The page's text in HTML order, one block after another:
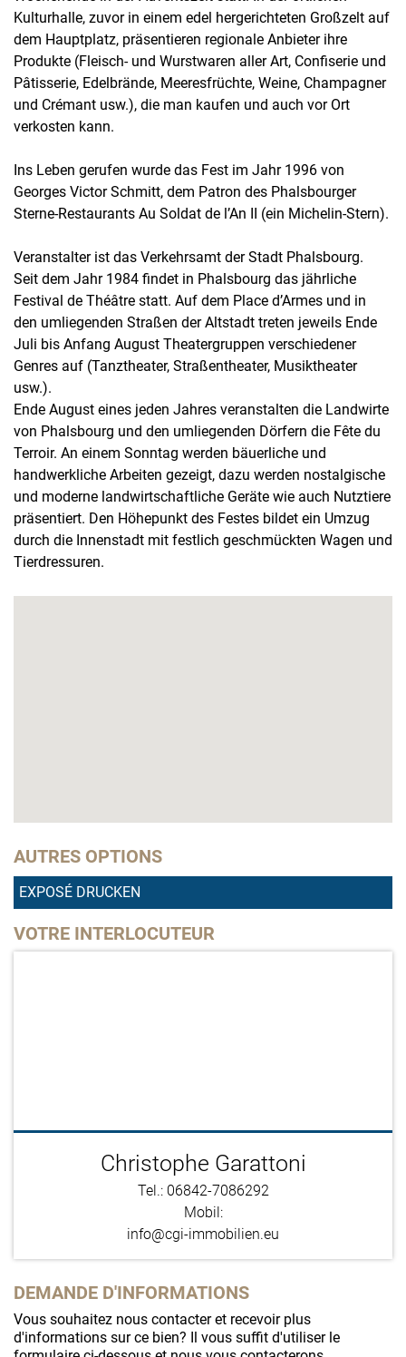
Kulturhalle, zuvor in einem edel hergerichteten Großzelt auf
dem Hauptplatz, präsentieren regionale Anbieter ihre
Produkte (Fleisch- und Wurstwaren aller Art, Confiserie und
Pâtisserie, Edelbrände, Meeresfrüchte, Weine, Champagner
und Crémant usw.), die man kaufen und auch vor Ort
verkosten kann.
Ins Leben gerufen wurde das Fest im Jahr 1996 von
Georges Victor Schmitt, dem Patron des Phalsbourger
Sterne-Restaurants Au Soldat de l’An II (ein Michelin-Stern).
Veranstalter ist das Verkehrsamt der Stadt Phalsbourg.
Seit dem Jahr 1984 findet in Phalsbourg das jährliche
Festival de Théâtre statt. Auf dem Place d’Armes und in
den umliegenden Straßen der Altstadt treten jeweils Ende
Juli bis Anfang August Theatergruppen verschiedener
Genres auf (Tanztheater, Straßentheater, Musiktheater
usw.).
Ende August eines jeden Jahres veranstalten die Landwirte
von Phalsbourg und den umliegenden Dörfern die Fête du
Terroir. An einem Sonntag werden bäuerliche und
handwerkliche Arbeiten gezeigt, dazu werden nostalgische
und moderne landwirtschaftliche Geräte wie auch Nutztiere
präsentiert. Den Höhepunkt des Festes bildet ein Umzug
durch die Innenstadt mit festlich geschmückten Wagen und
Tierdressuren.
AUTRES OPTIONS
EXPOSÉ DRUCKEN
VOTRE INTERLOCUTEUR
Christophe Garattoni
Tel.: 06842-7086292
Mobil:
info@cgi-immobilien.eu
DEMANDE D'INFORMATIONS
Vous souhaitez nous contacter et recevoir plus
d'informations sur ce bien? Il vous suffit d'utiliser le